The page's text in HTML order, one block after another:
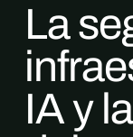
La
IA y